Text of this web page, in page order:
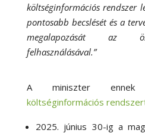
költséginformációs rendszer
pontosabb becslését és a
megalapozását az
felhasználásával.”
A miniszter ennek
költséginformációs
2025. június 30-ig a